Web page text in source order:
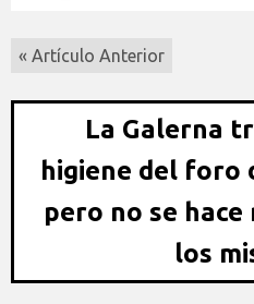
« Artículo Anterior
La Galerna
higiene del foro
pero no se
los